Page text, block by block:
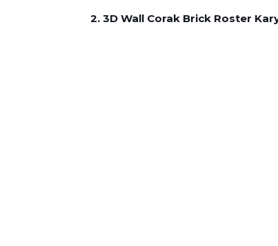
2. 3D Wall Corak Brick Roster